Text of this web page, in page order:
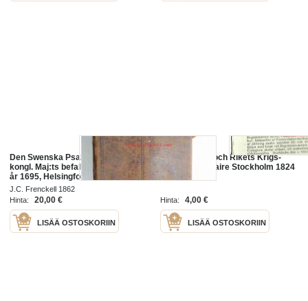
Den Swenska Psalmboken På
kongl. Maj:ts befallning öfwersedd
år 1695, Helsingfors, J.C. Frenckell
& Son, 1862 -ruotsinkielinen
virsikirja
J.C. Frenckell 1862
Hinta:
20,00 €
LISÄÄ OSTOSKORIIN
Kongl. Maj:ts och Rikets Krigs-
Collegii Circulaire Stockholm 1824
Hinta: 4,00 €
LISÄÄ OSTOSKORIIN